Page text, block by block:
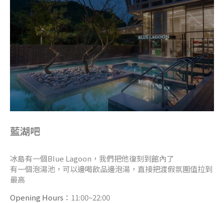
藍湖吧
冰島有一個Blue Lagoon，我們把他復刻到館內了
有一個泡湯池，可以邊喝飲品邊泡湯，直接把渡假氛圍值拉到
最高
Opening Hours： 11:00~22:00